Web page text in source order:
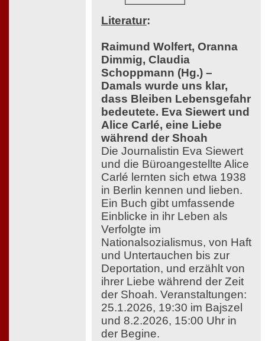
Literatur:
Raimund Wolfert, Oranna
Dimmig, Claudia
Schoppmann (Hg.) –
Damals wurde uns klar,
dass Bleiben Lebensgefahr
bedeutete. Eva Siewert und
Alice Carlé, eine Liebe
während der Shoah
Die Journalistin Eva Siewert
und die Büroangestellte Alice
Carlé lernten sich etwa 1938
in Berlin kennen und lieben.
Ein Buch gibt umfassende
Einblicke in ihr Leben als
Verfolgte im
Nationalsozialismus, von Haft
und Untertauchen bis zur
Deportation, und erzählt von
ihrer Liebe während der Zeit
der Shoah. Veranstaltungen:
25.1.2026, 19:30 im Bajszel
und 8.2.2026, 15:00 Uhr in
der Begine.